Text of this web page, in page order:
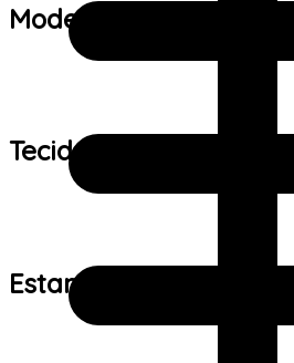
Modelo:
Tecido:
Estampa: